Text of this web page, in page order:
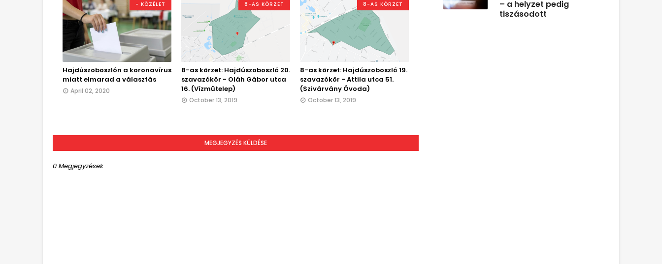
- KÖZÉLET
Hajdúszoboszlón a koronavírus
miatt elmarad a választás
April 02, 2020
8-AS KÖRZET
8-as körzet: Hajdúszoboszló 20.
szavazókör - Oláh Gábor utca
16. (Vízműtelep)
October 13, 2019
8-AS KÖRZET
8-as körzet: Hajdúszoboszló 19.
szavazókör - Attila utca 51.
(Szivárvány Óvoda)
October 13, 2019
MEGJEGYZÉS KÜLDÉSE
0 Megjegyzések
– a helyzet pedig
tiszásodott